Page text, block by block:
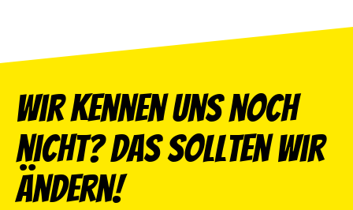
Wir kennen uns noch
nicht? Das sollten wir
ändern!